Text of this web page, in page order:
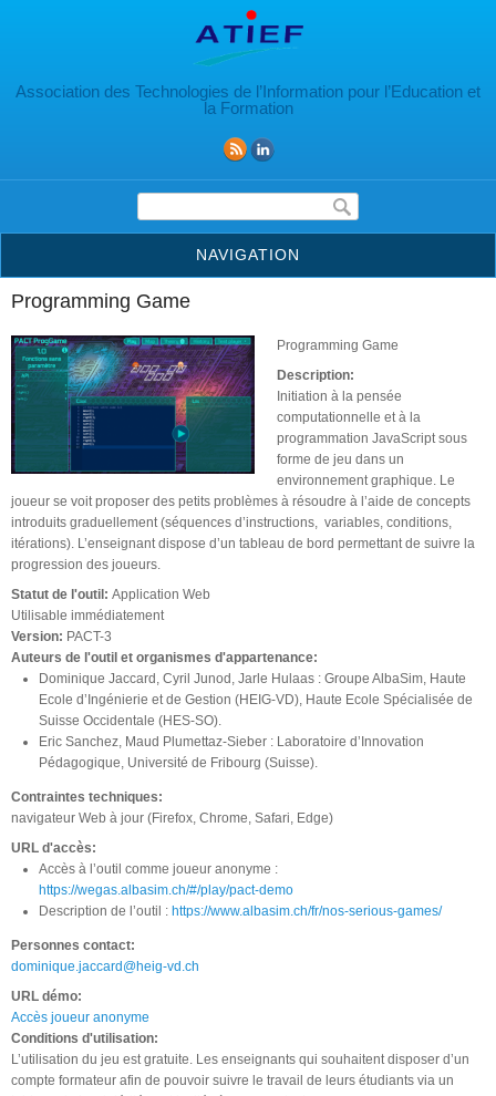
Association des Technologies de l’Information pour l’Education et
la Formation
Formulaire de recherche
NAVIGATION
Programming Game
Programming Game
Description:
Initiation à la pensée
computationnelle et à la
programmation JavaScript sous
forme de jeu dans un
environnement graphique. Le
joueur se voit proposer des petits problèmes à résoudre à l’aide de concepts
introduits graduellement (séquences d’instructions, variables, conditions,
itérations). L’enseignant dispose d’un tableau de bord permettant de suivre la
progression des joueurs.
Statut de l'outil: Application Web
Utilisable immédiatement
Version: PACT-3
Auteurs de l'outil et organismes d'appartenance:
Dominique Jaccard, Cyril Junod, Jarle Hulaas : Groupe AlbaSim, Haute
Ecole d’Ingénierie et de Gestion (HEIG-VD), Haute Ecole Spécialisée de
Suisse Occidentale (HES-SO).
Eric Sanchez, Maud Plumettaz-Sieber : Laboratoire d’Innovation
Pédagogique, Université de Fribourg (Suisse).
Contraintes techniques:
navigateur Web à jour (Firefox, Chrome, Safari, Edge)
URL d'accès:
Accès à l’outil comme joueur anonyme :
https://wegas.albasim.ch/#/play/pact-demo
Description de l’outil : https://www.albasim.ch/fr/nos-serious-games/
Personnes contact:
dominique.jaccard@heig-vd.ch
URL démo:
Accès joueur anonyme
Conditions d'utilisation:
L’utilisation du jeu est gratuite. Les enseignants qui souhaitent disposer d’un
compte formateur afin de pouvoir suivre le travail de leurs étudiants via un